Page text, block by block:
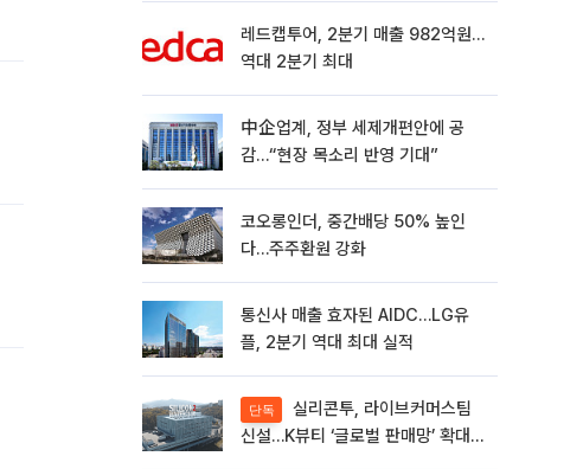
레드캡투어, 2분기 매출 982억원…
역대 2분기 최대
中企업계, 정부 세제개편안에 공
감…“현장 목소리 반영 기대”
코오롱인더, 중간배당 50% 높인
다…주주환원 강화
통신사 매출 효자된 AIDC…LG유
플, 2분기 역대 최대 실적
단독
신설…K뷰티 ‘글로벌 판매망’ 확대